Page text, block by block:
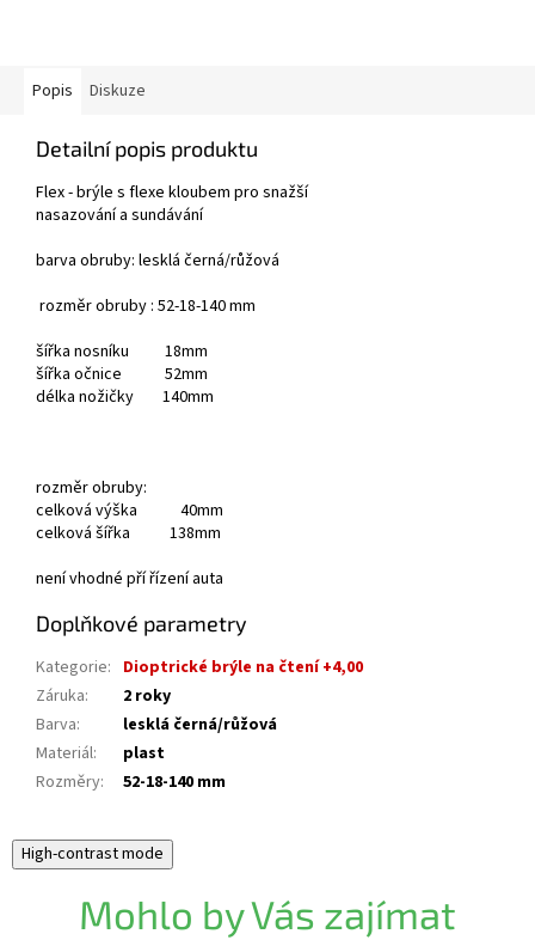
Popis Diskuze
Detailní popis produktu
Flex - brýle s flexe kloubem pro snažší
nasazování a sundávání
barva obruby: lesklá černá/růžová
rozměr obruby : 52-18-140 mm
šířka nosníku 18mm
šířka očnice 52mm
délka nožičky 140mm
rozměr obruby:
celková výška 40mm
celková šířka 138mm
není vhodné pří řízení auta
Doplňkové parametry
Kategorie: Dioptrické brýle na čtení +4,00
Záruka:
2 roky
Barva:
lesklá černá/růžová
Materiál:
plast
Rozměry: 52-18-140 mm
High-contrast mode
Mohlo by Vás zajímat